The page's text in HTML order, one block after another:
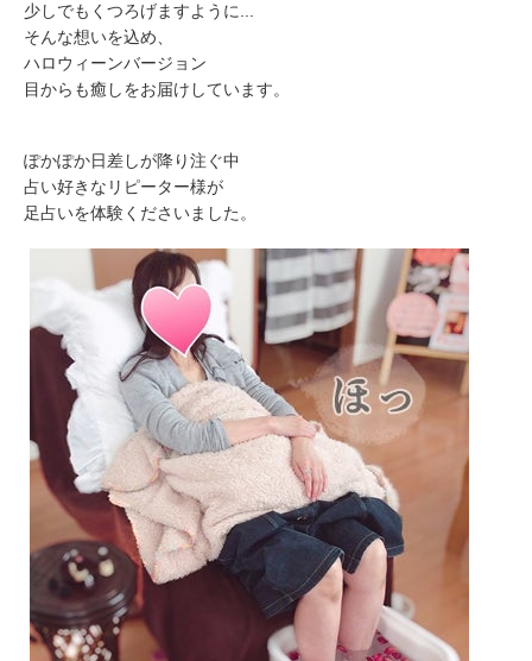
少しでもくつろげますように...
そんな想いを込め、
ハロウィーンバージョン
目からも癒しをお届けしています。
ぽかぽか日差しが降り注ぐ中
占い好きなリピーター様が
足占いを体験くださいました。